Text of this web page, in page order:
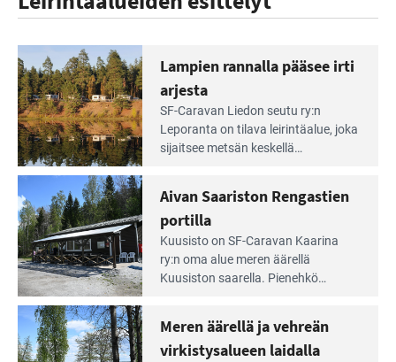
Lue
Leirintäoppaan
artikkeli:
Lampien
rannalla
pääsee
irti
arjesta
Lampien rannalla pääsee irti
arjesta
SF-Caravan Liedon seutu ry:n
Leporanta on tilava leirintäalue, joka
sijaitsee metsän kes­kellä
tarjoaa ympäris­töineen kauniit
maisemat ja loistavat virkistäytymis­
mahdollisuudet.
Lue
Leirintäoppaan
artikkeli:
Aivan
Saariston
Rengastien
portilla
Aivan Saariston Rengastien
portilla
Kuusisto on SF-Caravan Kaarina
ry:n oma alue meren äärellä
Kuusiston saarella. Pie­nehkö
Meren äärellä ja vehreän
virkistysalueen laidalla